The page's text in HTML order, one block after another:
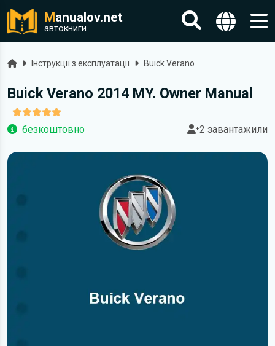
Manualov.net
автокниги
ГоловнаІнструкції з експлуатації Buick Verano
Buick Verano 2014 MY. Owner Manual
безкоштовно 2 завантажили